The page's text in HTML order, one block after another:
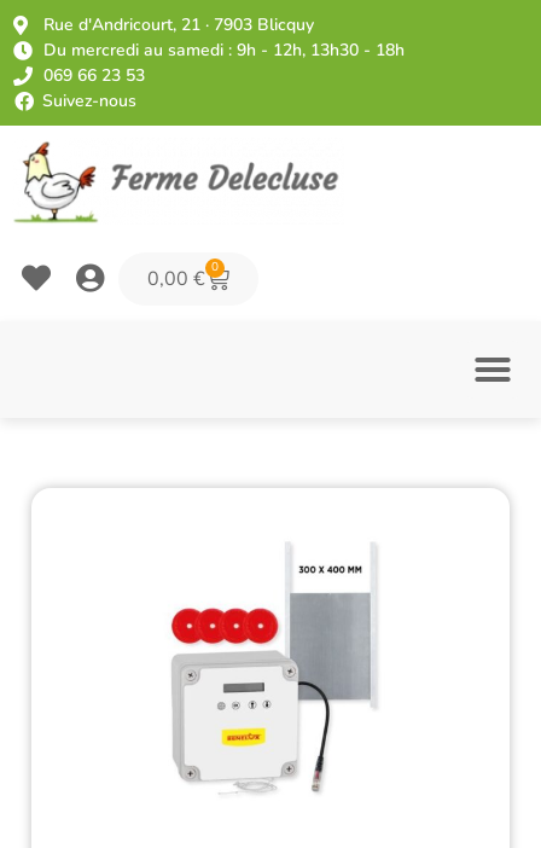
Rue d'Andricourt, 21 · 7903 Blicquy
Du mercredi au samedi : 9h - 12h, 13h30 - 18h
069 66 23 53
Suivez-nous
0,00 € 0